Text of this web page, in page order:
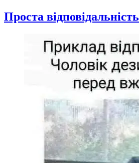
Проста відповідальність